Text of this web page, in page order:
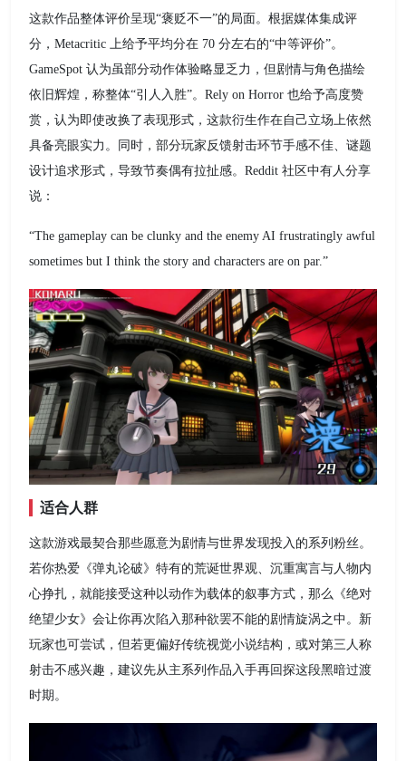
这款作品整体评价呈现“褒贬不一”的局面。根据媒体集成评
分，Metacritic 上给予平均分在 70 分左右的“中等评价”。
GameSpot 认为虽部分动作体验略显乏力，但剧情与角色描绘
依旧辉煌，称整体“引人入胜”。Rely on Horror 也给予高度赞
赏，认为即使改换了表现形式，这款衍生作在自己立场上依然
具备亮眼实力。同时，部分玩家反馈射击环节手感不佳、谜题
设计追求形式，导致节奏偶有拉扯感。Reddit 社区中有人分享
说：
“The gameplay can be clunky and the enemy AI frustratingly awful
sometimes but I think the story and characters are on par.”
适合人群
这款游戏最契合那些愿意为剧情与世界发现投入的系列粉丝。
若你热爱《弹丸论破》特有的荒诞世界观、沉重寓言与人物内
心挣扎，就能接受这种以动作为载体的叙事方式，那么《绝对
绝望少女》会让你再次陷入那种欲罢不能的剧情旋涡之中。新
玩家也可尝试，但若更偏好传统视觉小说结构，或对第三人称
射击不感兴趣，建议先从主系列作品入手再回探这段黑暗过渡
时期。